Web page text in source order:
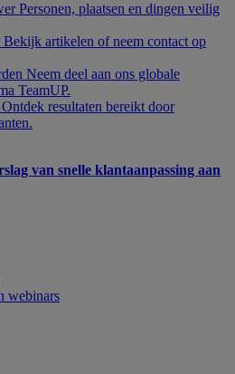
Personen, plaatsen en dingen veilig
Bekijk artikelen of neem contact op
Neem deel aan ons globale
TeamUP.
Ontdek resultaten bereikt door
van snelle klantaanpassing aan
webinars